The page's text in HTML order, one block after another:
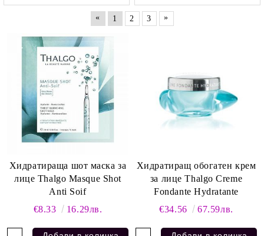
« 1 2 3 »
Хидратираща шот маска за
лице Thalgo Masque Shot
Anti Soif
€8.33
16.29лв.
Хидратиращ обогатен крем
за лице Thalgo Creme
Fondante Hydratante
€34.56
67.59лв.